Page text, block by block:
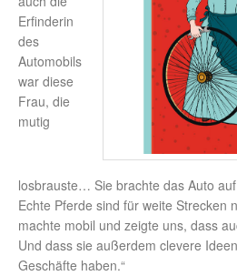
Erfinderin
des
Automobils
war diese
Frau, die
mutig
losbrauste… Sie brachte das Auto
Echte Pferde sind für weite Strecken
machte mobil und zeigte uns, dass
Und dass sie außerdem clevere
Geschäfte haben.“